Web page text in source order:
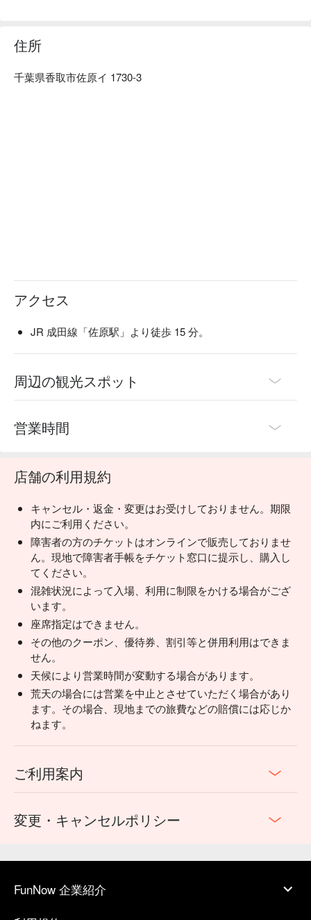
住所
千葉県香取市佐原イ 1730-3
アクセス
JR 成田線「佐原駅」より徒歩 15 分。
周辺の観光スポット
営業時間
店舗の利用規約
キャンセル・返金・変更はお受けしておりません。期限
内にご利用ください。
障害者の方のチケットはオンラインで販売しておりませ
ん。現地で障害者手帳をチケット窓口に提示し、購入し
てください。
混雑状況によって入場、利用に制限をかける場合がござ
います。
座席指定はできません。
その他のクーポン、優待券、割引等と併用利用はできま
せん。
天候により営業時間が変動する場合があります。
荒天の場合には営業を中止とさせていただく場合があり
ます。その場合、現地までの旅費などの賠償には応じか
ねます。
ご利用案内
変更・キャンセルポリシー
FunNow 企業紹介